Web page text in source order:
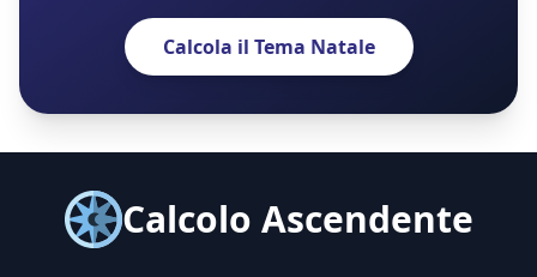
Calcola il Tema Natale
Calcolo Ascendente